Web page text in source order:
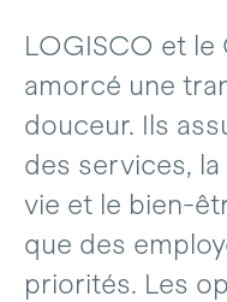
LOGISCO et
amorcé une
douceur. Ils
des services,
vie et le bien-
que des
priorités. Les